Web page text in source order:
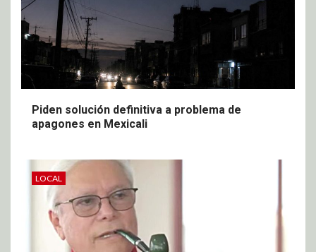
Piden solución definitiva a problema de
apagones en Mexicali
LOCAL